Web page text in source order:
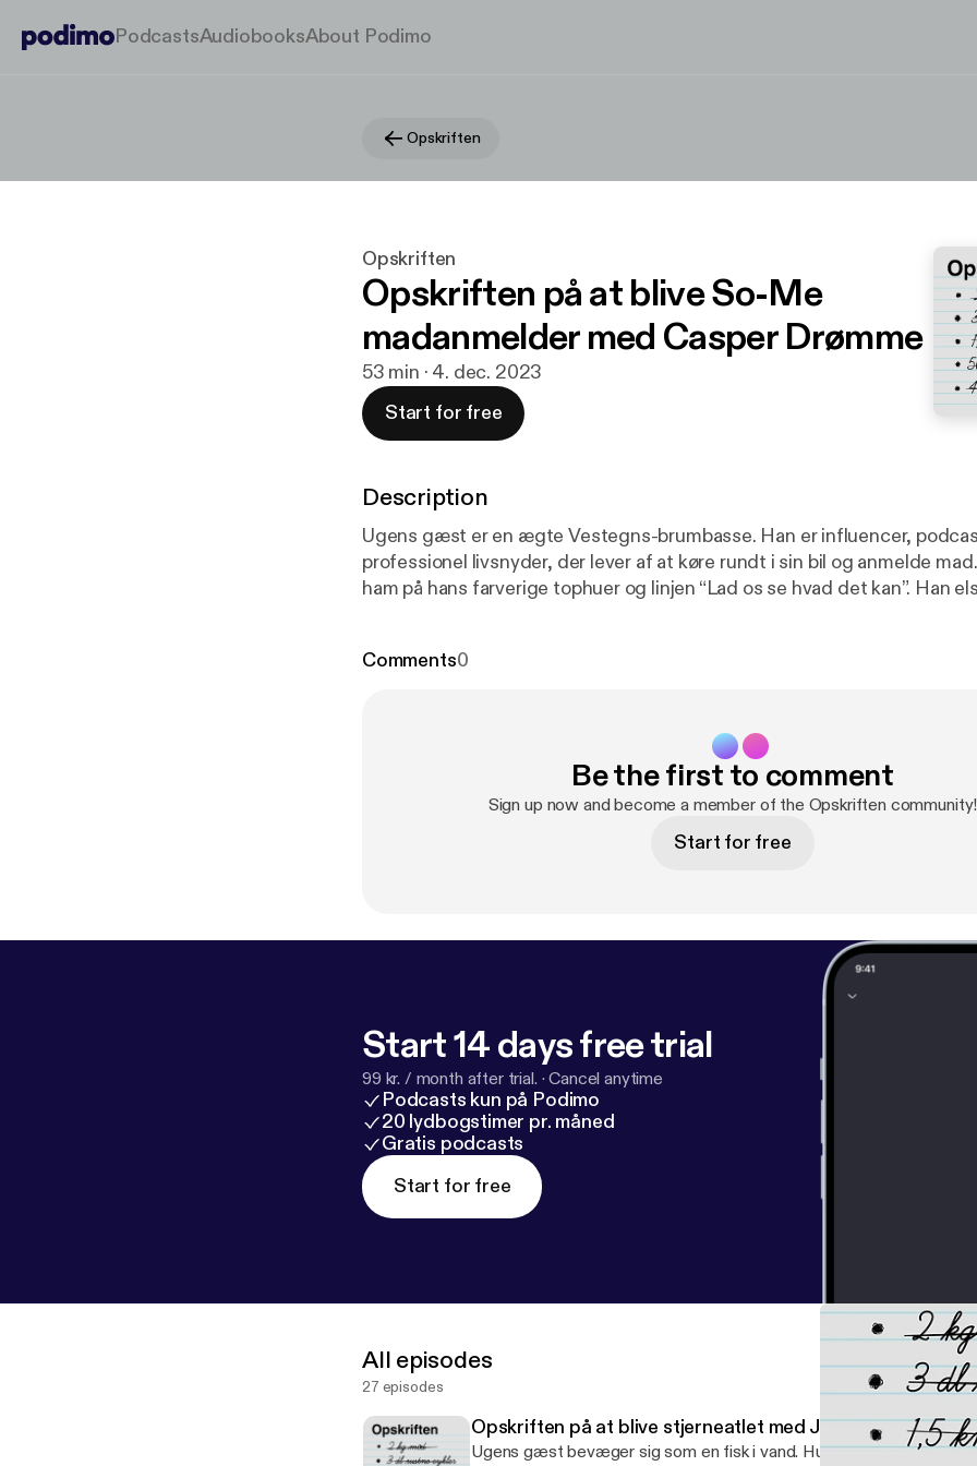
PodcastsAudiobooksAbout Podimo
Opskriften
Opskriften
Opskriften på at blive So-Me
madanmelder med Casper Drømme
53 min · 4. dec. 2023
Start for free
Description
Ugens gæst er en ægte Vestegns-brumbasse. Han er influencer,
professionel livsnyder, der lever af at køre rundt i sin bil og anmelde
ham på hans farverige tophuer og linjen “Lad os se hvad det kan”. Han
overhovedet Drømme? Hvad er det værste han har spist og hvorfor er
Comments0
Be the first to comment
Sign up now and become a member of the Opskriften community!
Start for free
Start 14 days free trial
99 kr. / month after trial. ·Cancel anytime
Podcasts kun på Podimo
20 lydbogstimer pr. måned
Gratis podcasts
Start for free
All episodes
27 episodes
Opskriften på at blive stjerneatlet med Jeanette Ottesen
Ugens gæst bevæger sig som en fisk i vand. Hun har vundet